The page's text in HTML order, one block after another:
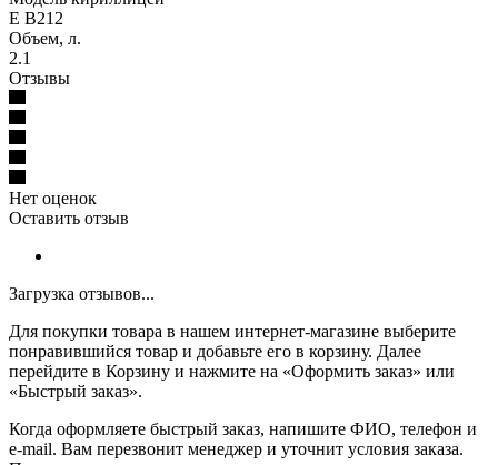
Е В212
Объем, л.
2.1
Отзывы
Нет оценок
Оставить отзыв
Загрузка отзывов...
Для покупки товара в нашем интернет-магазине выберите
понравившийся товар и добавьте его в корзину. Далее
перейдите в Корзину и нажмите на «Оформить заказ» или
«Быстрый заказ».
Когда оформляете быстрый заказ, напишите ФИО, телефон и
e-mail. Вам перезвонит менеджер и уточнит условия заказа.